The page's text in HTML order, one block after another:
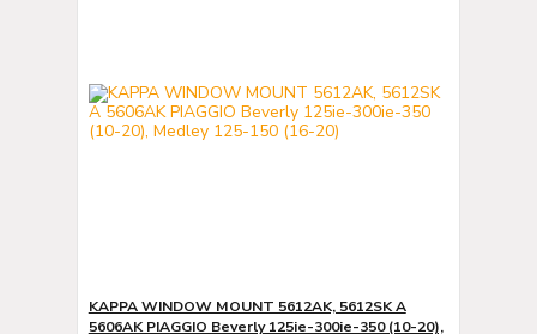
KAPPA WINDOW MOUNT 5612AK, 5612SK A
5606AK PIAGGIO Beverly 125ie-300ie-350 (10-20),